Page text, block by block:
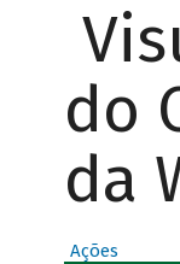
do
da
Ações